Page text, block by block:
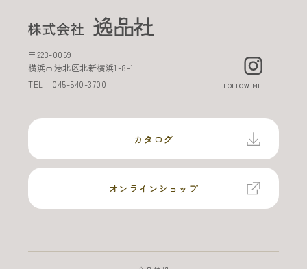
〒223-0059
横浜市港北区北新横浜1-8-1
TEL 045-540-3700 FOLLOW ME
オンラインショップ
カタログ